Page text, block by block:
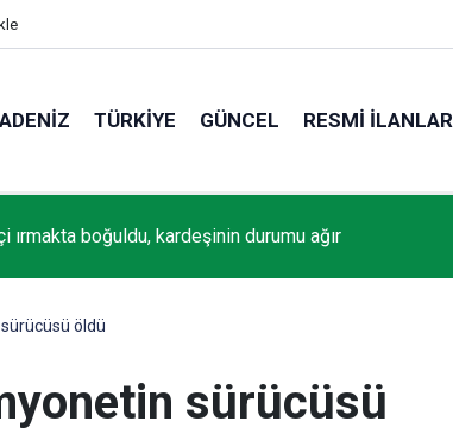
TÜRKIYE GÜNCEL RESMI İLANLAR
Miras Şöleni" başladı
öldü
sürücüsü